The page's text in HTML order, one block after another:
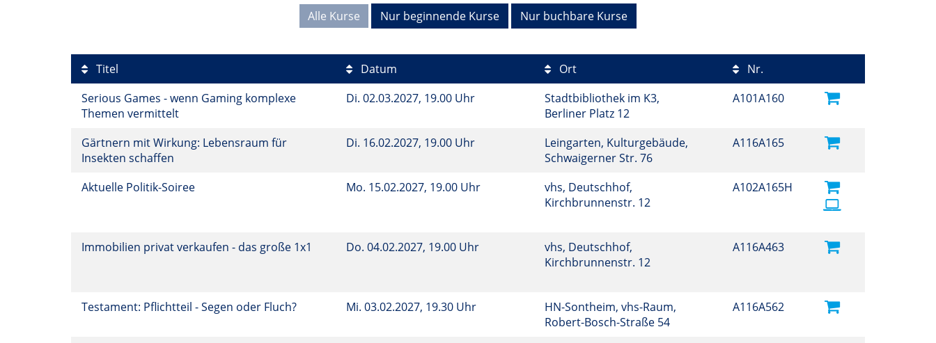
Alle Kurse Nur beginnende Kurse Nur buchbare Kurse
Titel Datum Ort
Nr.
Serious Games - wenn Gaming komplexe
Themen vermittelt
Di. 02.03.2027, 19.00 Uhr
Stadtbibliothek im K3,
Berliner Platz 12
A101A160
Gärtnern mit Wirkung: Lebensraum für
Insekten schaffen
Di. 16.02.2027, 19.00 Uhr
Leingarten, Kulturgebäude,
Schwaigerner Str. 76
A116A165
Aktuelle Politik-Soiree Mo. 15.02.2027, 19.00 Uhr
vhs, Deutschhof,
Kirchbrunnenstr. 12
A102A165H
Immobilien privat verkaufen - das große 1x1 Do. 04.02.2027, 19.00 Uhr
vhs, Deutschhof,
Kirchbrunnenstr. 12
A116A463
Testament: Pflichtteil - Segen oder Fluch? Mi. 03.02.2027, 19.30 Uhr
HN-Sontheim, vhs-Raum,
Robert-Bosch-Straße 54
A116A562